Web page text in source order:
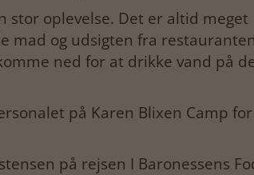
stor oplevelse. Det er altid meget
mad og udsigten fra
ned for at drikke vand på
på Karen Blixen Camp
på rejsen I Baronessens